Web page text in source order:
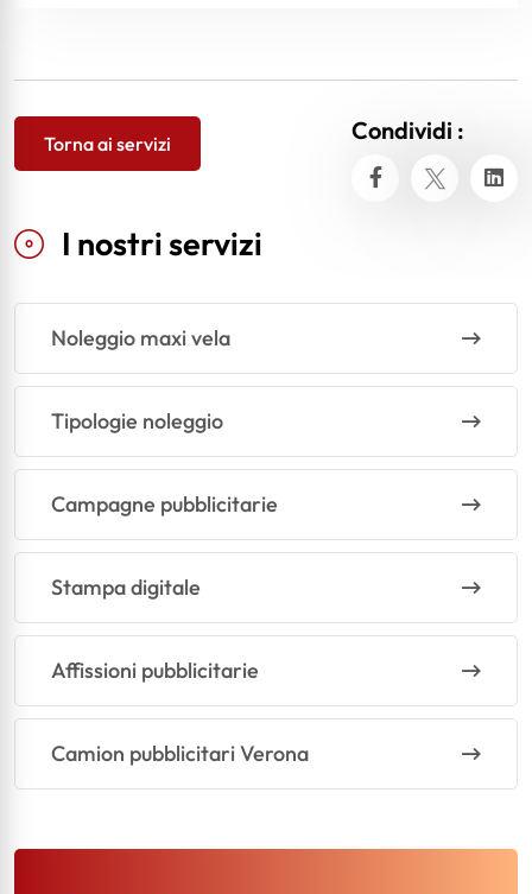
Torna ai servizi Condividi :
I nostri servizi
Noleggio maxi vela
Tipologie noleggio
Campagne pubblicitarie
Stampa digitale
Affissioni pubblicitarie
Camion pubblicitari Verona